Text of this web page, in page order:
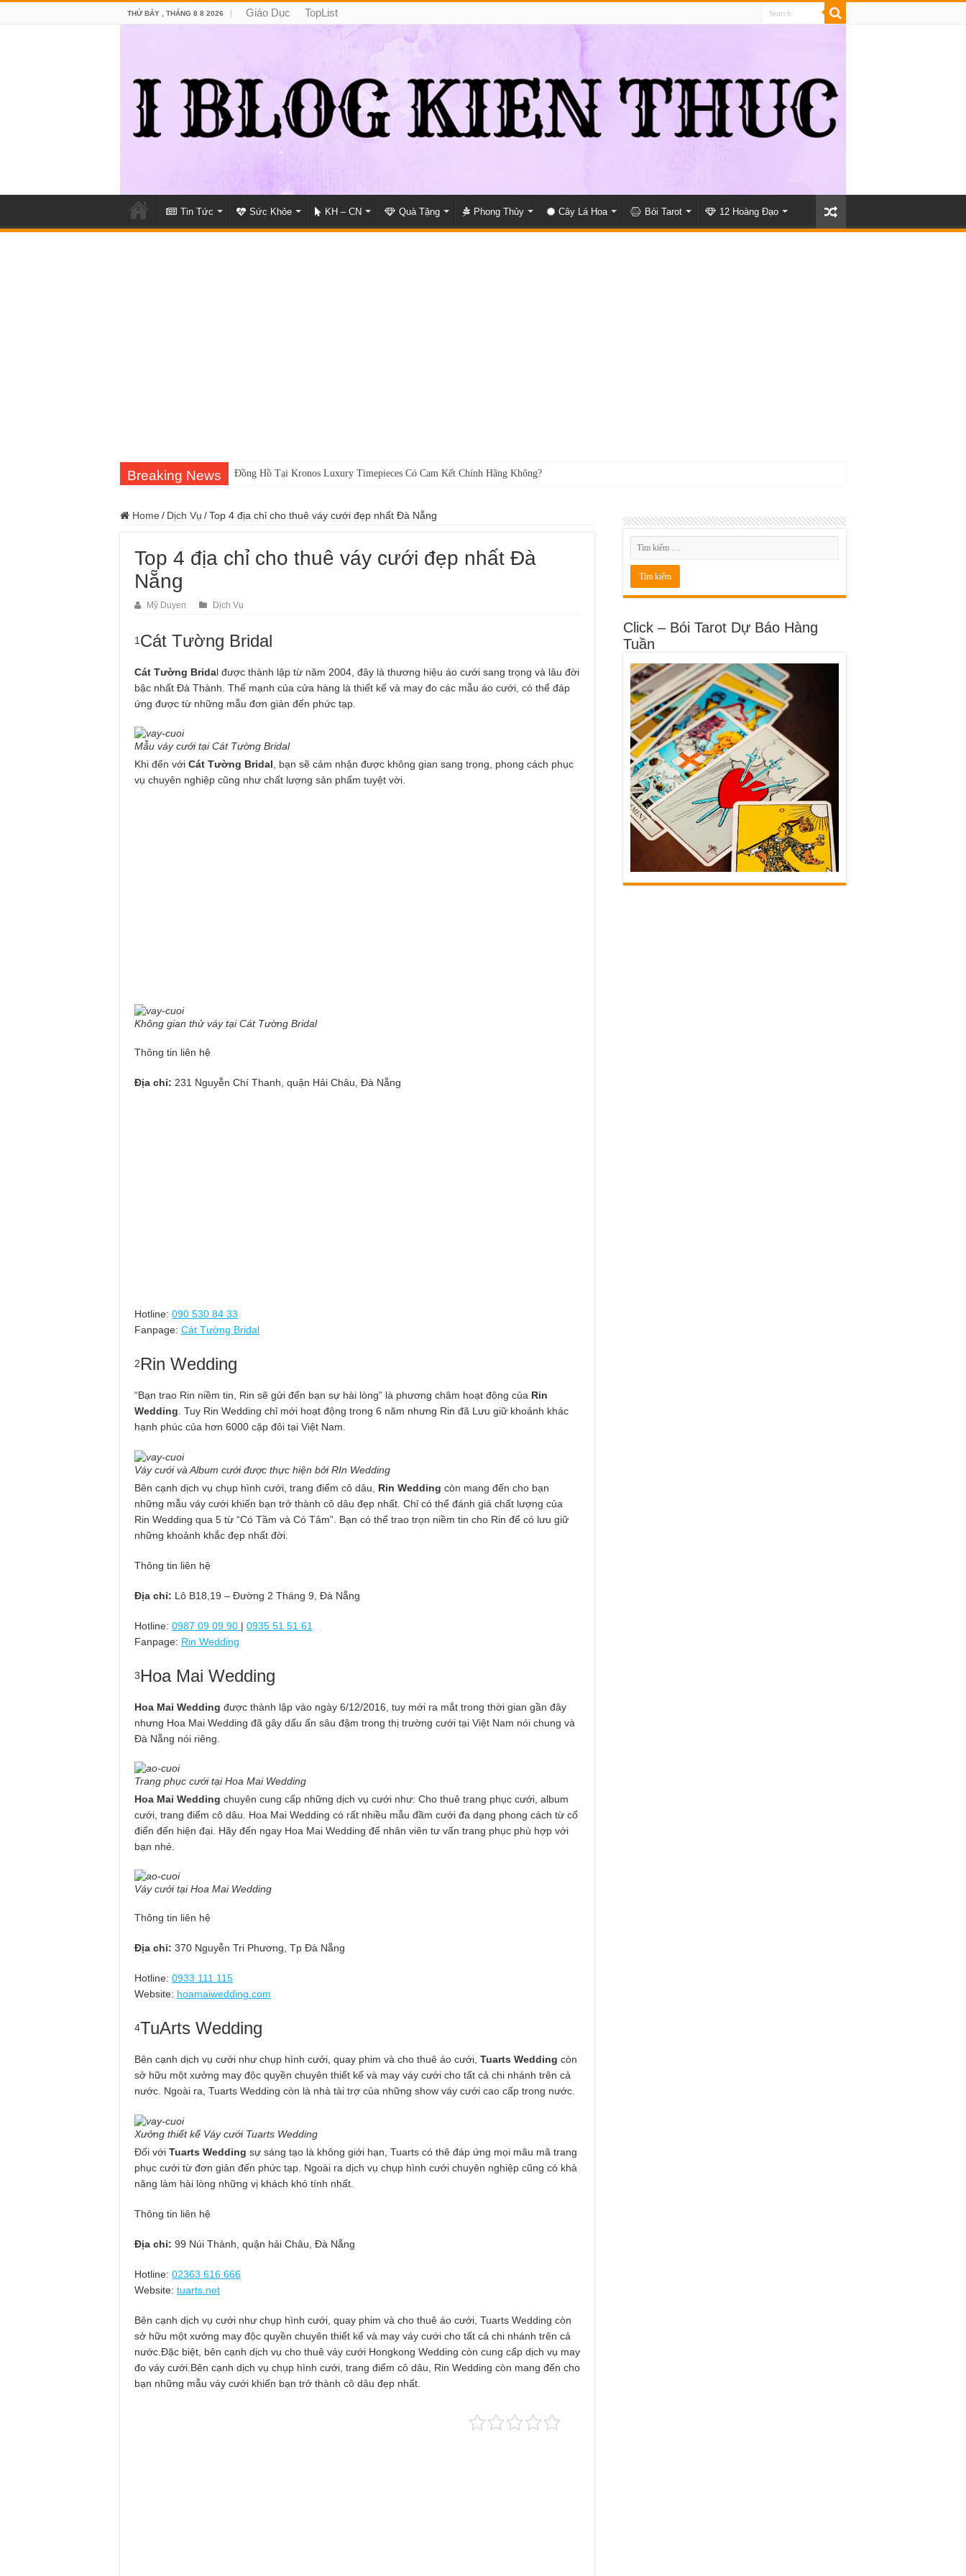
THỨ BẢY , THÁNG 8 8 2026 Giáo Dục TopList
Tin Tức Sức Khỏe KH – CN Quà Tặng Phong Thủy Cây Lá Hoa Bói Tarot 12 Hoàng Đạo
Breaking News Đồng Hồ Tại Kronos Luxury Timepieces Có Cam Kết Chính Hãng Không?
Home / Dịch Vụ /Top 4 địa chỉ cho thuê váy cưới đẹp nhất Đà Nẵng
Top 4 địa chỉ cho thuê váy cưới đẹp nhất Đà
Nẵng
Mỹ Duyen Dịch Vụ
1 Cát Tường Bridal
Cát Tường Bridal được thành lập từ năm 2004, đây là thương hiệu áo cưới sang trọng và lâu đời
bậc nhất Đà Thành. Thế mạnh của cửa hàng là thiết kế và may đo các mẫu áo cưới, có thể đáp
ứng được từ những mẫu đơn giản đến phức tạp.
Mẫu váy cưới tại Cát Tường Bridal
Khi đến với Cát Tường Bridal , bạn sẽ cảm nhận được không gian sang trọng, phong cách phục
vụ chuyên nghiệp cũng như chất lượng sản phẩm tuyệt vời.
Không gian thử váy tại Cát Tường Bridal
Thông tin liên hệ
Địa chỉ: 231 Nguyễn Chí Thanh, quận Hải Châu, Đà Nẵng
Hotline: 090 530 84 33
Fanpage: Cát Tường Bridal
2Rin Wedding
“Bạn trao Rin niềm tin, Rin sẽ gửi đến bạn sự hài lòng” là phương châm hoạt động của Rin
Wedding. Tuy Rin Wedding chỉ mới hoạt động trong 6 năm nhưng Rin đã Lưu giữ khoảnh khác
hạnh phúc của hơn 6000 cặp đôi tại Việt Nam.
Váy cưới và Album cưới được thực hiện bởi RIn Wedding
Bên cạnh dịch vụ chụp hình cưới, trang điểm cô dâu, Rin Wedding còn mang đến cho bạn
những mẫu váy cưới khiến bạn trở thành cô dâu đẹp nhất. Chỉ có thể đánh giá chất lượng của
Rin Wedding qua 5 từ “Có Tầm và Có Tâm”. Bạn có thể trao trọn niềm tin cho Rin để có lưu giữ
những khoảnh khắc đẹp nhất đời.
Thông tin liên hệ
Địa chỉ: Lô B18,19 – Đường 2 Tháng 9, Đà Nẵng
Hotline: 0987 09 09 90 | 0935 51 51 61
Fanpage: Rin Wedding
3Hoa Mai Wedding
Hoa Mai Wedding được thành lập vào ngày 6/12/2016, tuy mới ra mắt trong thời gian gần đây
nhưng Hoa Mai Wedding đã gây dấu ấn sâu đậm trong thị trường cưới tại Việt Nam nói chung và
Đà Nẵng nói riêng.
Trang phục cưới tại Hoa Mai Wedding
Hoa Mai Wedding chuyên cung cấp những dịch vụ cưới như: Cho thuê trang phục cưới, album
cưới, trang điểm cô dâu. Hoa Mai Wedding có rất nhiều mẫu đầm cưới đa dạng phong cách từ cổ
điển đến hiện đại. Hãy đến ngay Hoa Mai Wedding để nhân viên tư vấn trang phục phù hợp với
bạn nhé.
Váy cưới tại Hoa Mai Wedding
Thông tin liên hệ
Địa chỉ: 370 Nguyễn Tri Phương, Tp Đà Nẵng
Hotline: 0933 111 115
Website: hoamaiwedding.com
4TuArts Wedding
Bên cạnh dịch vụ cưới như chụp hình cưới, quay phim và cho thuê áo cưới, Tuarts Wedding còn
sở hữu một xưởng may độc quyền chuyên thiết kế và may váy cưới cho tất cả chi nhánh trên cả
nước. Ngoài ra, Tuarts Wedding còn là nhà tài trợ của những show váy cưới cao cấp trong nước.
Xưởng thiết kế Váy cưới Tuarts Wedding
Đối với Tuarts Wedding sự sáng tạo là không giới hạn, Tuarts có thê đáp ứng mọi mãu mã trang
phục cưới từ đơn giản đến phức tạp. Ngoài ra dịch vụ chụp hình cưới chuyên nghiệp cũng có khả
năng làm hài lòng những vị khách khó tính nhất.
Thông tin liên hệ
Địa chỉ: 99 Núi Thành, quận hải Châu, Đà Nẵng
Hotline: 02363 616 666
Website: tuarts.net
Bên cạnh dịch vụ cưới như chụp hình cưới, quay phim và cho thuê áo cưới, Tuarts Wedding còn
sở hữu một xưởng may độc quyền chuyên thiết kế và may váy cưới cho tất cả chi nhánh trên cả
nước.Đặc biệt, bên cạnh dịch vụ cho thuê váy cưới Hongkong Wedding còn cung cấp dịch vụ may
đo váy cưới.Bên cạnh dịch vụ chụp hình cưới, trang điểm cô dâu, Rin Wedding còn mang đến cho
bạn những mẫu váy cưới khiến bạn trở thành cô dâu đẹp nhất.
Click – Bói Tarot Dự Báo Hàng
Tuần